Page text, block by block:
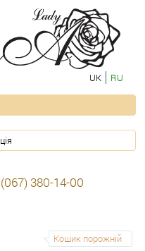
UK RU
(067) 380-14-00
Кошик порожній